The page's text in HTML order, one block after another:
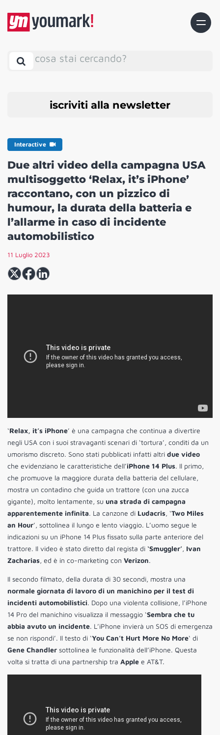
cosa stai cercando?
iscriviti alla newsletter
Interactive
Due altri video della campagna USA
multisoggetto ‘Relax, it’s iPhone’
raccontano, con un pizzico di
humour, la durata della batteria e
l’allarme in caso di incidente
automobilistico
11 Luglio 2023
‘Relax, it’s iPhone’ è una campagna che continua a divertire
negli USA con i suoi stravaganti scenari di ‘tortura’, conditi da un
umorismo discreto. Sono stati pubblicati infatti altri due video
che evidenziano le caratteristiche dell’iPhone 14 Plus. Il primo,
che promuove la maggiore durata della batteria del cellulare,
mostra un contadino che guida un trattore (con una zucca
gigante), molto lentamente, su una strada di campagna
apparentemente infinita. La canzone di Ludacris, ‘Two Miles
an Hour’, sottolinea il lungo e lento viaggio. L’uomo segue le
indicazioni su un iPhone 14 Plus fissato sulla parte anteriore del
trattore. Il video è stato diretto dal regista di ‘Smuggler’, Ivan
Zacharias, ed è in co-marketing con Verizon.
Il secondo filmato, della durata di 30 secondi, mostra una
normale giornata di lavoro di un manichino per il test di
incidenti automobilistici. Dopo una violenta collisione, l’iPhone
14 Pro del manichino visualizza il messaggio ‘Sembra che tu
abbia avuto un incidente. L’iPhone invierà un SOS di emergenza
se non rispondi’. Il testo di ‘You Can’t Hurt More No More‘ di
Gene Chandler sottolinea le funzionalità dell’iPhone. Questa
volta si tratta di una partnership tra Apple e AT&T.